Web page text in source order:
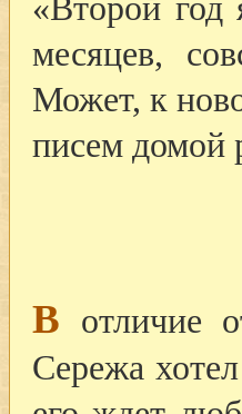
месяцев,
Может, к
писем домой
В отличие
Сережа